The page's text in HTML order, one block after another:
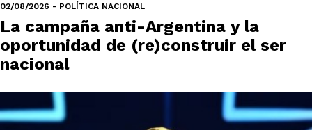
02/08/2026 - POLÍTICA NACIONAL
La campaña anti-Argentina y la
oportunidad de (re)construir el ser
nacional